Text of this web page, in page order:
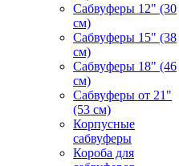
Сабвуферы 12" (30
см)
Сабвуферы 15" (38
см)
Сабвуферы 18" (46
см)
Сабвуферы от 21"
(53 см)
Корпусные
сабвуферы
Короба для